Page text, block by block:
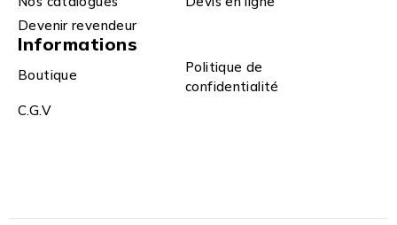
Devenir revendeur
Informations
Boutique
Politique de
confidentialité
C.G.V